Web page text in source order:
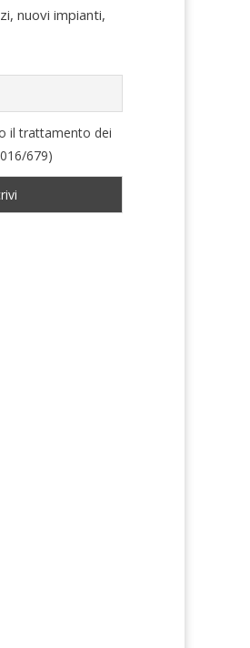
nuovi impianti,
il trattamento dei
679)